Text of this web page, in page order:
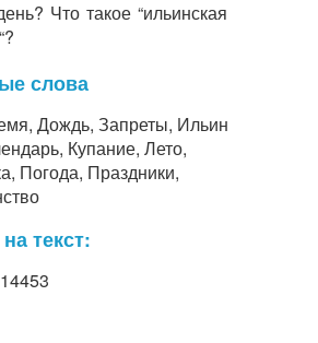
Что такое “ильинская
слова
Дождь, Запреты, Ильин
Купание, Лето,
Погода, Праздники,
текст: